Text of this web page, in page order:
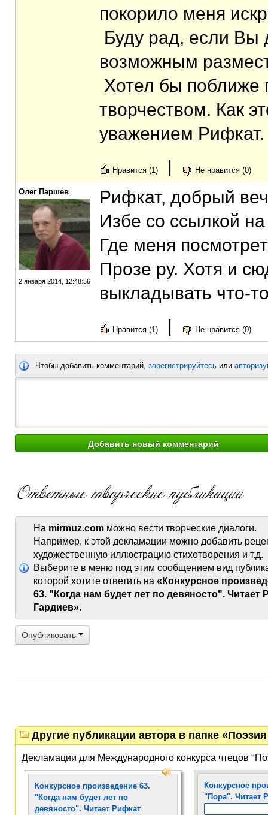
покорило меня
Буду рад, если Вы
возможным
Хотел бы поближе
творчеством. Как
уважением Рифкат.
Нравится (1) | Не нравится (0)
Олег Паршев
2 января 2014, 12:48:56
Рифкат, добрый
Избе со ссылкой
Где меня
Прозе ру. Хотя и
выкладывать что-
Нравится (1) | Не нравится (0)
Чтобы добавить комментарий, зарегистрируйтесь или
На mirmuz.com можно вести творческие диалоги.
Например, к этой декламации можно добавить
художественную иллюстрацию стихотворения и т.д.
Выберите в меню под этим сообщением вид
которой хотите ответить на «Конкурсное
63. "Когда нам будет лет по девяносто". Читает
Гардиев».
Опубликовать
Другие публикации автора в папке
Декламации для Международного конкурса чтецов
Конкурсное произведение 63.
"Когда нам будет лет по
девяносто". Читает Рифкат
Конкурсное
"Пора". Читает